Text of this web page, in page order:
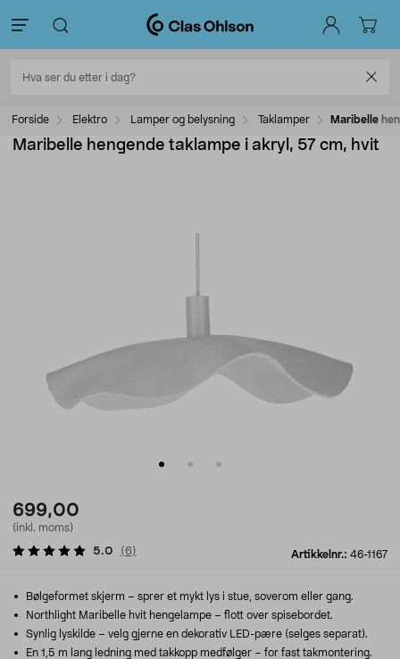
Forside Elektro Lamper og belysning Taklamper Maribelle
Maribelle hengende taklampe i akryl, 57 cm, hvit
699,00
(inkl. moms)
Artikkelnr.: 46-1167
5.0 (6)
Bølgeformet skjerm – sprer et mykt lys i stue, soverom eller gang.
Northlight Maribelle hvit hengelampe – flott over spisebordet.
Synlig lyskilde – velg gjerne en dekorativ LED-pære (selges separat).
En 1,5 m lang ledning med takkopp medfølger – for fast takmontering.